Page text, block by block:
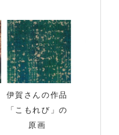
伊賀さんの作品
「こもれび」の
原画